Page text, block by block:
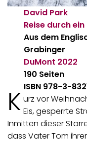
David Park
Reise durch
Aus dem
Grabinger
DuMont 2022
190 Seiten
ISBN 978-3-
K urz vor
Eis, gesperrte
Inmitten dieser
dass Vater Tom